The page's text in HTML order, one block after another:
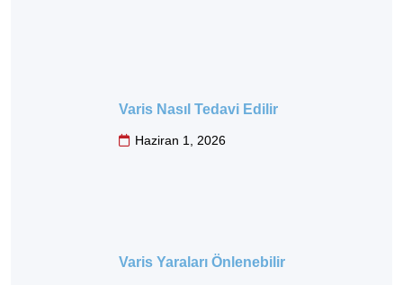
Varis Nasıl Tedavi Edilir
Haziran 1, 2026
Varis Yaraları Önlenebilir